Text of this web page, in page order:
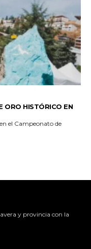
ORO HISTÓRICO EN
el Campeonato de
y provincia con la